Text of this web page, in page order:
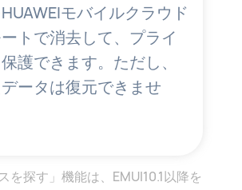
モバイルクラウド
トで消去して、プライ
護できます。ただし、
ータは復元できませ
を探す」機能は、EMUI10.1以降を